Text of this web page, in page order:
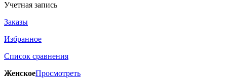
Учетная запись
Заказы
Избранное
Список сравнения
ЖенскоеПросмотреть